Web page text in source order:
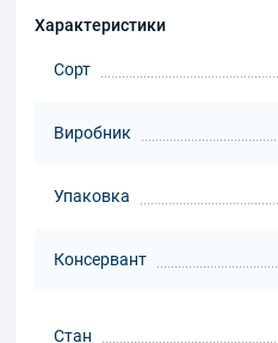
Характеристики
Сорт
Виробник
Упаковка
Консервант
Стан